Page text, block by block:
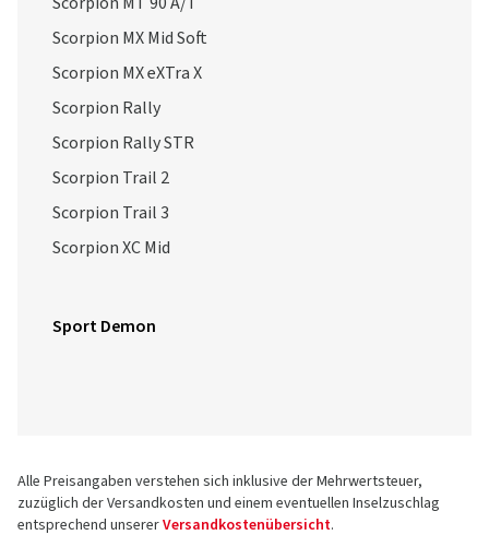
Scorpion MX Mid Soft
Scorpion MX eXTra X
Scorpion Rally
Scorpion Rally STR
Scorpion Trail 2
Scorpion Trail 3
Scorpion XC Mid
Sport Demon
Alle Preisangaben verstehen sich inklusive der Mehrwertsteuer,
zuzüglich der Versandkosten und einem eventuellen Inselzuschlag
entsprechend unsererVersandkostenübersicht.